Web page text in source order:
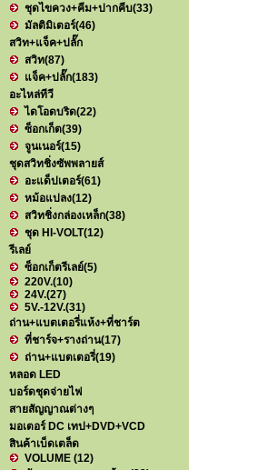
ชุดไขควง+คีม+ปากคีบ(33)
มัลติมิเตอร์(46)
สวิท+แจ็ค+ปลั๊ก
สวิท(87)
แจ็ค+ปลั๊ก(183)
อะไหล่ทีวี
ไดโอดบริด(22)
ซ็อกเก็ต(39)
จูนเนอร์(15)
ชุดสวิทชิ่งซัพพลายส์
อะแด็ปเตอร์(61)
หม้อแปลง(12)
สวิทชิ่งกล่องเหล็ก(38)
ชุด HI-VOLT(12)
รีเลย์
ซ็อกเก็ตรีเลย์(5)
220V.(10)
24V.(27)
5V.-12V.(31)
ถ่าน+แบตเตอรี่แห้ง+ที่ชาร์ต
ที่ชาร์จ+รางถ่าน(17)
ถ่าน+แบตเตอรี่(19)
หลอด LED
บอร์ดชุดจ่ายไฟ
สายสัญญาณต่างๆ
มอเตอร์ DC เทป+DVD+VCD
สินค้าเบ็ดเตล็ด
VOLUME (12)